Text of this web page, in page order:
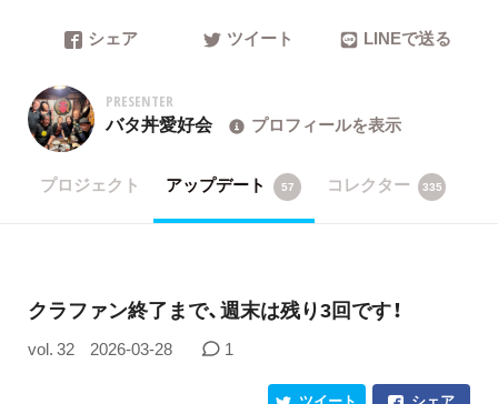
シェア ツイート LINEで送る
PRESENTER
バタ丼愛好会 プロフィールを表示
プロジェクト アップデート 57 コレクター 335
クラファン終了まで、週末は残り3回です！
vol. 32 2026-03-28 1